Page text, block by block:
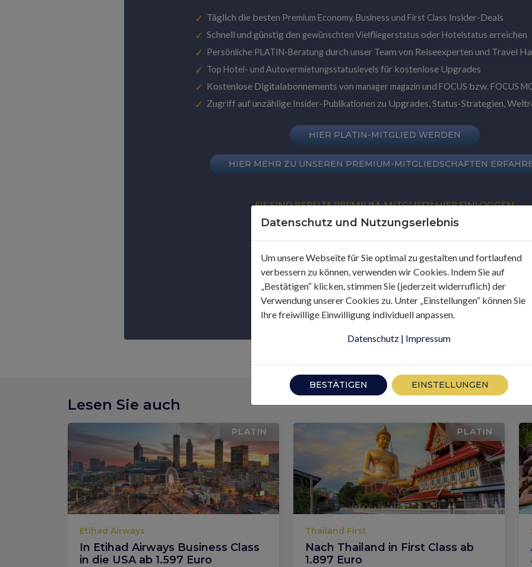
Täglich die besten Premium Economy, Business und First Class Insider-Deals
Schnell und günstig den gewünschten Vielfliegerstatus oder Hotelstatus erreichen
Persönliche PLATIN-Beratung durch unser Team von Reiseexperten und Travel
Top Hotel- und Autovermietungsstatuslevels für kostenlose Upgrades
Kostenlose Digitalabonnements von manager magazin und FOCUS bzw. FOCUS
Zugriff auf unzählige Insider-Publikationen zu Upgrades, Status-Strategien,
HIER PLATIN-MITGLIED WERDEN
HIER MEHR ZU UNSEREN PREMIUM-MITGLIEDSCHAFTEN
SIE SIND BEREITS PREMIUM-MITGLIED? HIER EINLOGGEN
Lesen Sie auch
PLATIN
Etihad Airways
In Etihad Airways Business Class
in die USA ab 1.597 Euro
PLATIN
Thailand First
Nach Thailand in First Class ab
1.897 Euro
Datenschutz und Nutzungserlebnis
Um unsere Webseite für Sie optimal zu gestalten und fortlaufend
verbessern zu können, verwenden wir Cookies. Indem Sie auf
„Bestätigen“ klicken, stimmen Sie (jederzeit widerruflich) der
Verwendung unserer Cookies zu. Unter „Einstellungen“ können Sie
Ihre freiwillige Einwilligung individuell anpassen.
Datenschutz | Impressum
BESTÄTIGEN EINSTELLUNGEN